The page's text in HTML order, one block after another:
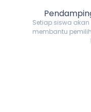
Setiap siswa
membantu